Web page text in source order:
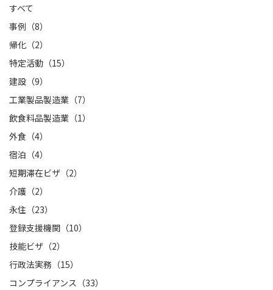
すべて
事例（8）
帰化（2）
特定活動（15）
建設（9）
工業製品製造業（7）
飲食料品製造業（1）
外食（4）
宿泊（4）
短期滞在ビザ（2）
介護（2）
永住（23）
登録支援機関（10）
技能ビザ（2）
行政法実務（15）
コンプライアンス（33）